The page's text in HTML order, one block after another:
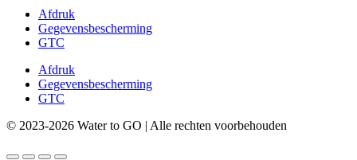
Afdruk
Gegevensbescherming
GTC
Afdruk
Gegevensbescherming
GTC
© 2023-2026 Water to GO | Alle rechten voorbehouden